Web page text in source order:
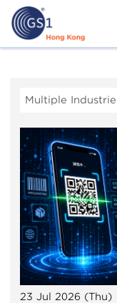
Skip
main
content
Second
Menu
Multiple
23 Jul 2026 (Thu)